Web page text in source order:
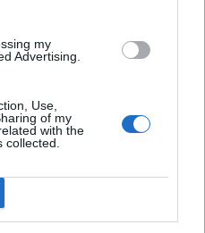
my
Advertising.
Use,
of my
with the
de futsal do FC Porto